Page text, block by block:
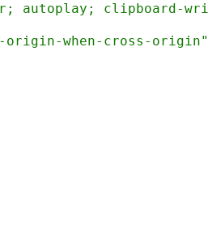
autoplay; clipboard-
when-cross-